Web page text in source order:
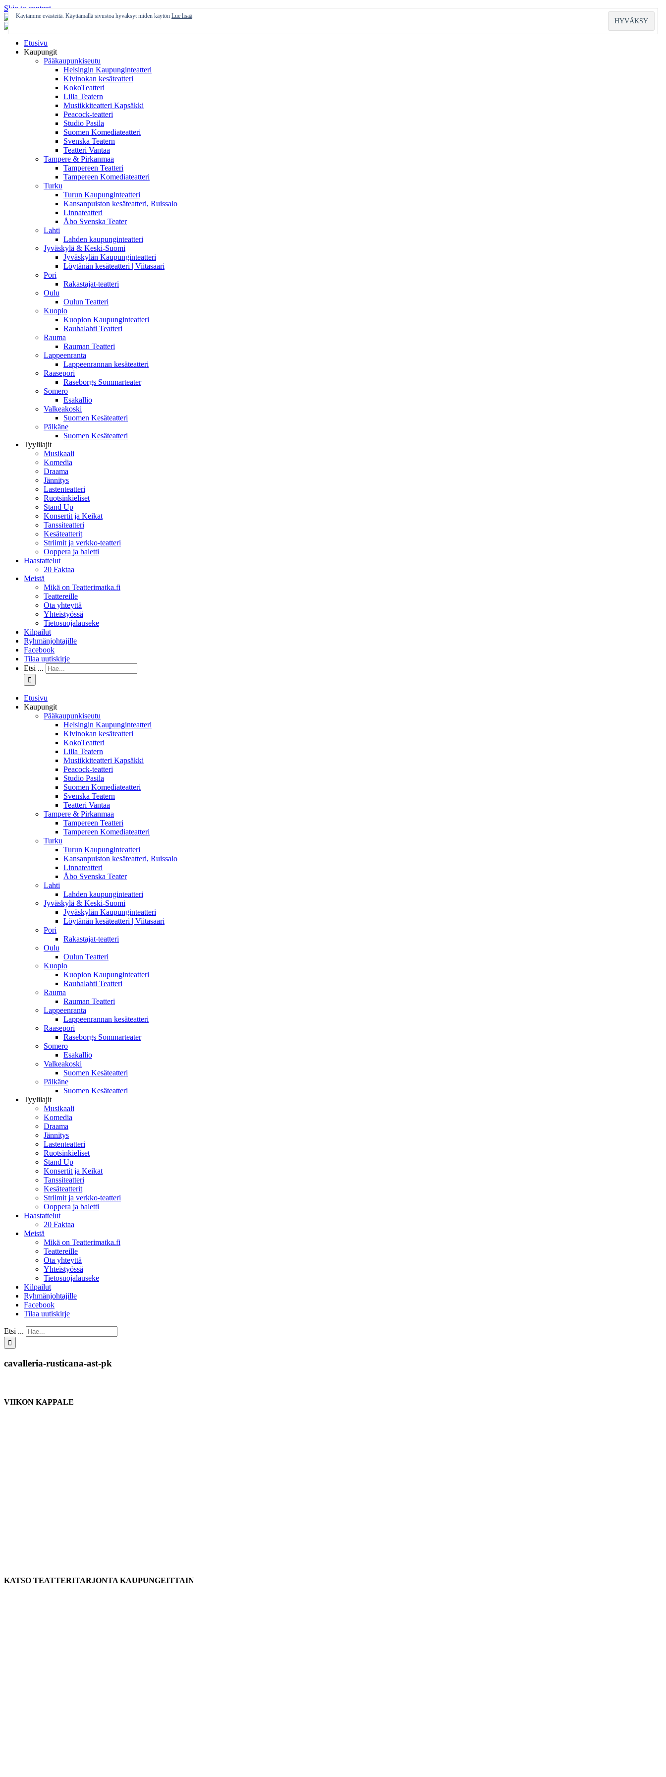
Skip to content
Etusivu
Kaupungit
Pääkaupunkiseutu
Helsingin Kaupunginteatteri
Kivinokan kesäteatteri
KokoTeatteri
Lilla Teatern
Musiikkiteatteri Kapsäkki
Peacock-teatteri
Studio Pasila
Suomen Komediateatteri
Svenska Teatern
Teatteri Vantaa
Tampere & Pirkanmaa
Tampereen Teatteri
Tampereen Komediateatteri
Turku
Turun Kaupunginteatteri
Kansanpuiston kesäteatteri, Ruissalo
Linnateatteri
Åbo Svenska Teater
Lahti
Lahden kaupunginteatteri
Jyväskylä & Keski-Suomi
Jyväskylän Kaupunginteatteri
Löytänän kesäteatteri | Viitasaari
Pori
Rakastajat-teatteri
Oulu
Oulun Teatteri
Kuopio
Kuopion Kaupunginteatteri
Rauhalahti Teatteri
Rauma
Rauman Teatteri
Lappeenranta
Lappeenrannan kesäteatteri
Raasepori
Raseborgs Sommarteater
Somero
Esakallio
Valkeakoski
Suomen Kesäteatteri
Pälkäne
Suomen Kesäteatteri
Tyylilajit
Musikaali
Komedia
Draama
Jännitys
Lastenteatteri
Ruotsinkieliset
Stand Up
Konsertit ja Keikat
Tanssiteatteri
Kesäteatterit
Striimit ja verkko-teatteri
Ooppera ja baletti
Haastattelut
20 Faktaa
Meistä
Mikä on Teatterimatka.fi
Teattereille
Ota yhteyttä
Yhteistyössä
Tietosuojalauseke
Kilpailut
Ryhmänjohtajille
Facebook
Tilaa uutiskirje
Etsi ...
Etusivu
Kaupungit
Pääkaupunkiseutu
Helsingin Kaupunginteatteri
Kivinokan kesäteatteri
KokoTeatteri
Lilla Teatern
Musiikkiteatteri Kapsäkki
Peacock-teatteri
Studio Pasila
Suomen Komediateatteri
Svenska Teatern
Teatteri Vantaa
Tampere & Pirkanmaa
Tampereen Teatteri
Tampereen Komediateatteri
Turku
Turun Kaupunginteatteri
Kansanpuiston kesäteatteri, Ruissalo
Linnateatteri
Åbo Svenska Teater
Lahti
Lahden kaupunginteatteri
Jyväskylä & Keski-Suomi
Jyväskylän Kaupunginteatteri
Löytänän kesäteatteri | Viitasaari
Pori
Rakastajat-teatteri
Oulu
Oulun Teatteri
Kuopio
Kuopion Kaupunginteatteri
Rauhalahti Teatteri
Rauma
Rauman Teatteri
Lappeenranta
Lappeenrannan kesäteatteri
Raasepori
Raseborgs Sommarteater
Somero
Esakallio
Valkeakoski
Suomen Kesäteatteri
Pälkäne
Suomen Kesäteatteri
Tyylilajit
Musikaali
Komedia
Draama
Jännitys
Lastenteatteri
Ruotsinkieliset
Stand Up
Konsertit ja Keikat
Tanssiteatteri
Kesäteatterit
Striimit ja verkko-teatteri
Ooppera ja baletti
Haastattelut
20 Faktaa
Meistä
Mikä on Teatterimatka.fi
Teattereille
Ota yhteyttä
Yhteistyössä
Tietosuojalauseke
Kilpailut
Ryhmänjohtajille
Facebook
Tilaa uutiskirje
Etsi ...
cavalleria-rusticana-ast-pk
VIIKON KAPPALE
KATSO TEATTERITARJONTA KAUPUNGEITTAIN
Käytämme evästeitä. Käyttämällä sivustoa hyväksyt niiden käytön Lue lisää